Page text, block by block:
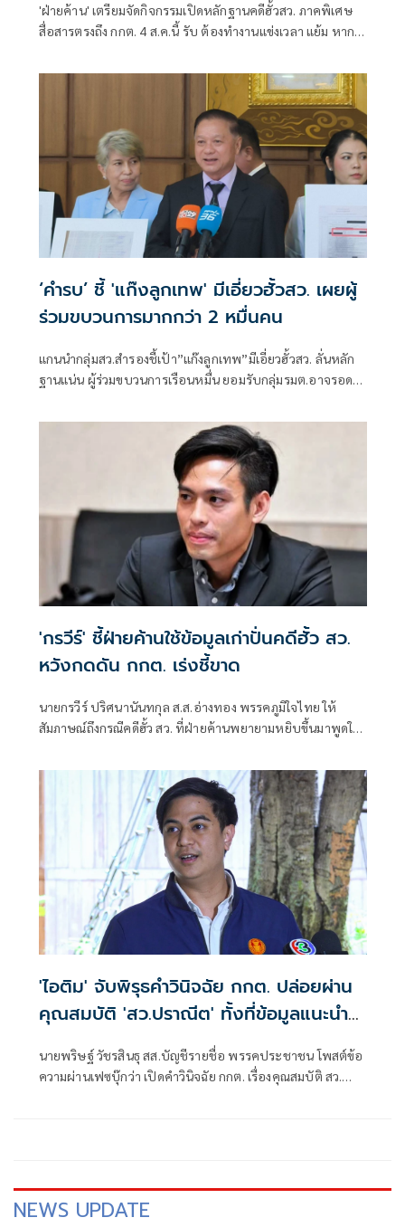
'ฝ่ายค้าน' เตรียมจัดกิจกรรมเปิดหลักฐานคดีฮั้วสว. ภาคพิเศษ
สื่อสารตรงถึง กกต. 4 ส.ค.นี้ รับ ต้องทำงานแข่งเวลา แย้ม หาก
การปฏิบัติหน้าที่หรือไม่
‘คำรบ’ ชี้ 'แก๊งลูกเทพ' มีเอี่ยวฮั้วสว. เผยผู้
ร่วมขบวนการมากกว่า 2 หมื่นคน
แกนนำกลุ่มสว.สำรองชี้เป้า”แก๊งลูกเทพ”มีเอี่ยวฮั้วสว. ลั่นหลัก
ฐานแน่น ผู้ร่วมขบวนการเรือนหมื่น ยอมรับกลุ่มรมต.อาจรอด
ส่งศาลฎีกาสอย 138 สว.โดนร้องเอาผิดติดคุก!
'กรวีร์' ชี้ฝ่ายค้านใช้ข้อมูลเก่าปั่นคดีฮั้ว สว.
หวังกดดัน กกต. เร่งชี้ขาด
นายกรวีร์ ปริศนานันทกุล ส.ส.อ่างทอง พรรคภูมิใจไทย ให้
สัมภาษณ์ถึงกรณีคดีฮั้ว สว. ที่ฝ่ายค้านพยายามหยิบขึ้นมาพูดใน
ไม่ได้กังวล เพราะทั้งหมดอยู่ในขั้นตอนของ คณะกรรมการการ
'ไอติม' จับพิรุธคำวินิจฉัย กกต. ปล่อยผ่าน
คุณสมบัติ 'สว.ปราณีต' ทั้งที่ข้อมูลแนะนำ
นายพริษฐ์ วัชรสินธุ สส.บัญชีรายชื่อ พรรคประชาชน โพสต์ข้อ
ความผ่านเฟซบุ๊กว่า เปิดคำวินิจฉัย กกต. เรื่องคุณสมบัติ สว.
NEWS UPDATE